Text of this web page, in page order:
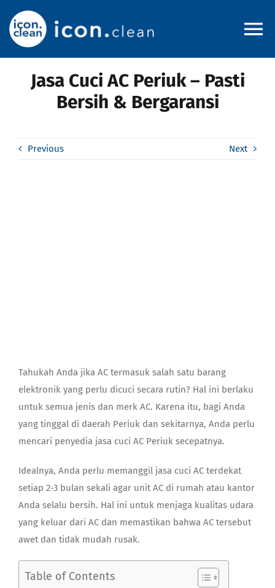
content
Home
Jasa Cuci AC Periuk – Pasti
Bersih & Bergaransi
Previous Next
Tahukah Anda jika AC termasuk salah satu barang
elektronik yang perlu dicuci secara rutin? Hal ini berlaku
untuk semua jenis dan merk AC. Karena itu, bagi Anda
yang tinggal di daerah Periuk dan sekitarnya, Anda perlu
mencari penyedia jasa cuci AC Periuk secepatnya.
Idealnya, Anda perlu memanggil jasa cuci AC terdekat
setiap 2-3 bulan sekali agar unit AC di rumah atau kantor
Anda selalu bersih. Hal ini untuk menjaga kualitas udara
yang keluar dari AC dan memastikan bahwa AC tersebut
awet dan tidak mudah rusak.
Table of Contents